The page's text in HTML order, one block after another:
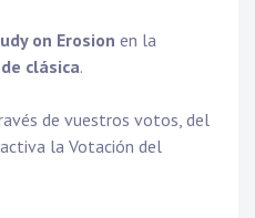
on Erosion en la
clásica.
de vuestros votos, del
la Votación del